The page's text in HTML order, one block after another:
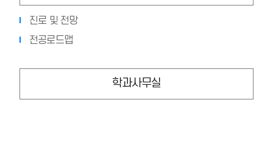
진로 및 전망
전공로드맵
학과사무실